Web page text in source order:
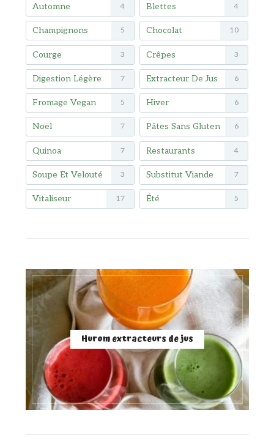
Automne 4 Blettes 4
Champignons 5 Chocolat 10
Courge 3 Crêpes 3
Digestion Légère 7 Extracteur De Jus 6
Fromage Vegan 5 Hiver 6
Noël 7 Pâtes Sans Gluten 6
Quinoa 7 Restaurants 4
Soupe Et Velouté 3 Substitut Viande 7
Vitaliseur 17 Été 5
Hurom extracteurs de jus